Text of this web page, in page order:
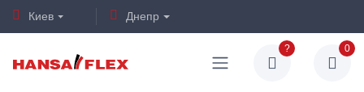
Киев Днепр
? 0